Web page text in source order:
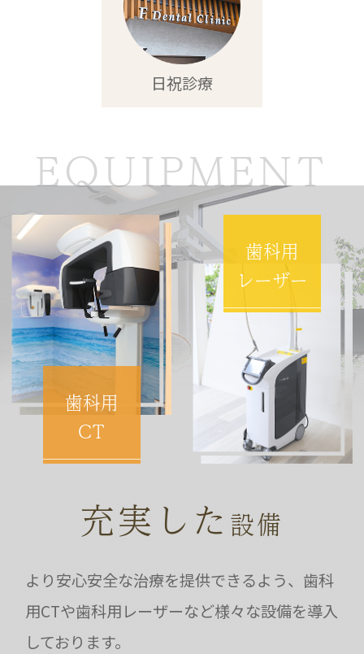
日祝診療
EQUIPMENT
歯科用
CT
歯科用
レーザー
充実した 設備
より安心安全な治療を提供できるよう、歯科
用CTや歯科用レーザーなど様々な設備を導入
しております。